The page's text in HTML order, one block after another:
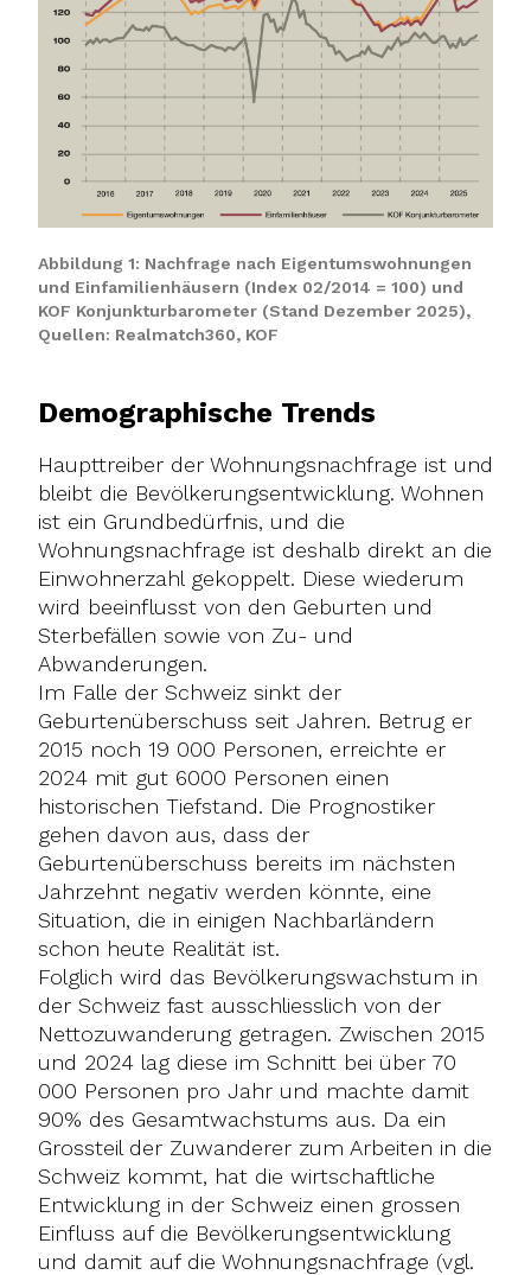
Abbildung 1: Nachfrage nach Eigentumswohnungen
und Einfamilienhäusern (Index 02/2014 = 100) und
KOF Konjunkturbarometer (Stand Dezember 2025),
Quellen: Realmatch360, KOF
Demographische Trends
Haupttreiber der Wohnungsnachfrage ist und
bleibt die Bevölkerungsentwicklung. Wohnen
ist ein Grundbedürfnis, und die
Wohnungsnachfrage ist deshalb direkt an die
Einwohnerzahl gekoppelt. Diese wiederum
wird beeinflusst von den Geburten und
Sterbefällen sowie von Zu- und
Abwanderungen.
Im Falle der Schweiz sinkt der
Geburtenüberschuss seit Jahren. Betrug er
2015 noch 19 000 Personen, erreichte er
2024 mit gut 6000 Personen einen
historischen Tiefstand. Die Prognostiker
gehen davon aus, dass der
Geburtenüberschuss bereits im nächsten
Jahrzehnt negativ werden könnte, eine
Situation, die in einigen Nachbarländern
schon heute Realität ist.
Folglich wird das Bevölkerungswachstum in
der Schweiz fast ausschliesslich von der
Nettozuwanderung getragen. Zwischen 2015
und 2024 lag diese im Schnitt bei über 70
000 Personen pro Jahr und machte damit
90% des Gesamtwachstums aus. Da ein
Grossteil der Zuwanderer zum Arbeiten in die
Schweiz kommt, hat die wirtschaftliche
Entwicklung in der Schweiz einen grossen
Einfluss auf die Bevölkerungsentwicklung
und damit auf die Wohnungsnachfrage (vgl.